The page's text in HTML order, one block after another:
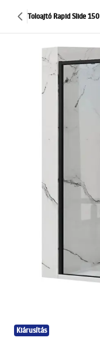
Toloajtó Rapid Slide 150
Kiárusítás